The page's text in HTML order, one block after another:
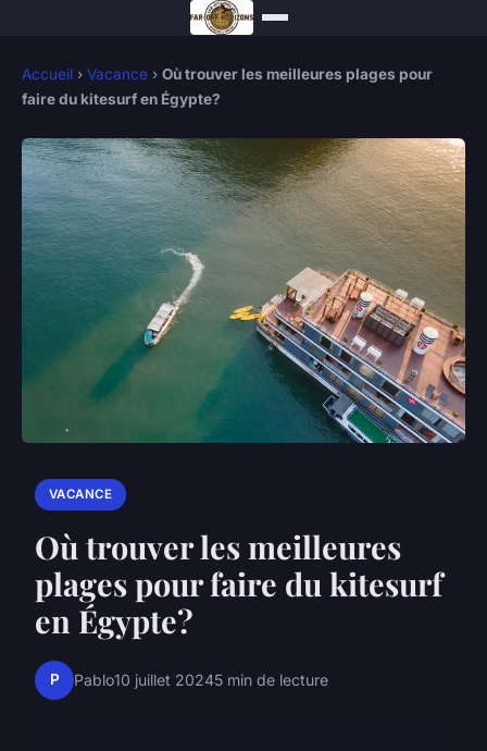
Accueil › Vacance › Où trouver les meilleures plages pour
faire du kitesurf en Égypte?
VACANCE
Où trouver les meilleures
plages pour faire du kitesurf
en Égypte?
P Pablo10 juillet 20245 min de lecture